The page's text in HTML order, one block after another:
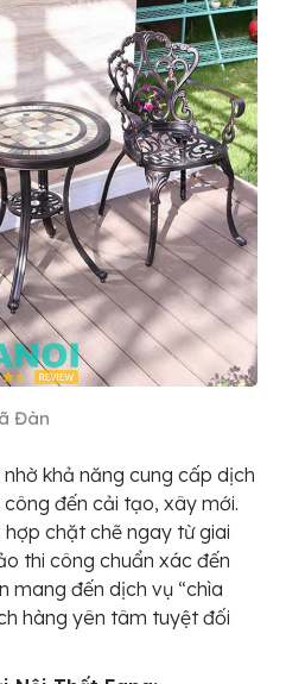
Đàn
khả năng cung cấp dịch
đến cải tạo, xây mới.
chặt chẽ ngay từ giai
thi công chuẩn xác đến
mang đến dịch vụ “chìa
hàng yên tâm tuyệt đối